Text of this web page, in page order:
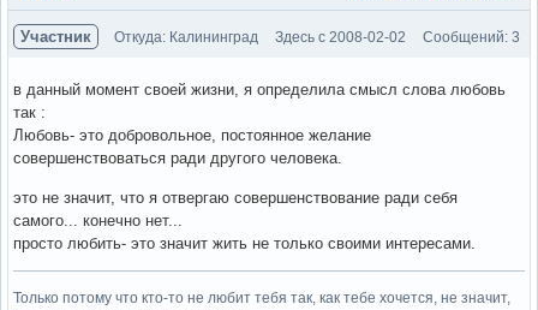
Участник Откуда: Калининград Здесь с 2008-02-02 Сообщений: 3
в данный момент своей жизни, я определила смысл слова любовь
так :
Любовь- это добровольное, постоянное желание
совершенствоваться ради другого человека.
это не значит, что я отвергаю совершенствование ради себя
самого... конечно нет...
просто любить- это значит жить не только своими интересами.
Только потому что кто-то не любит тебя так, как тебе хочется, не значит,